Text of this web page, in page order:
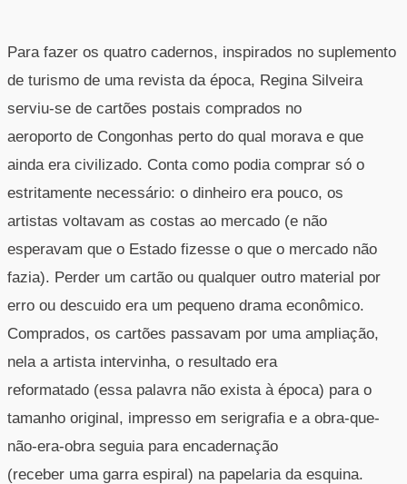
Para fazer os quatro cadernos, inspirados no suplemento
de turismo de uma revista da época, Regina Silveira
serviu-se de cartões postais comprados no
aeroporto de Congonhas perto do qual morava e que
ainda era civilizado. Conta como podia comprar só o
estritamente necessário: o dinheiro era pouco, os
artistas voltavam as costas ao mercado (e não
esperavam que o Estado fizesse o que o mercado não
fazia). Perder um cartão ou qualquer outro material por
erro ou descuido era um pequeno drama econômico.
Comprados, os cartões passavam por uma ampliação,
nela a artista intervinha, o resultado era
reformatado (essa palavra não exista à época) para o
tamanho original, impresso em serigrafia e a obra-que-
não-era-obra seguia para encadernação
(receber uma garra espiral) na papelaria da esquina.